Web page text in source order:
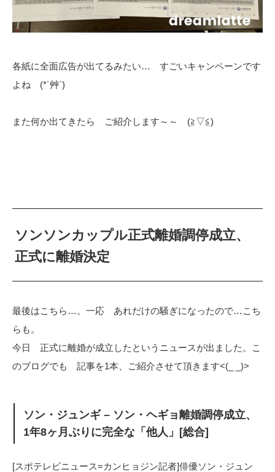
各紙に全面広告が出てるみたい… すごいキャンペーンです
よね (*´艸`)
また何か出てきたら ご紹介します～～ (≧▽≦)
ソンソンカップル正式離婚調停成立、
正式に離婚決定
最後はこちら…。一応 あれだけの騒ぎになったので…こち
らも。
今日 正式に離婚が成立したというニュースが出ました。こ
のブログでも 記事を1本、ご紹介させて頂きます<(_ _)>
ソン・ジュンギ – ソン・ヘギョ離婚調停成立、
1年8ヶ月ぶりに完全な「他人」[総合]
[スポテレビニュース=カンヒョジン記者]俳優ソン・ジュン